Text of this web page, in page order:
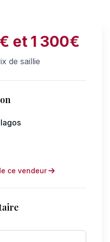
et 1 300€
de saillie
ce vendeur